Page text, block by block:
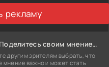
рекламу
Понравился фильм? Поделитесь своим мнением!
другим зрителям выбрать, что
важно и может стать